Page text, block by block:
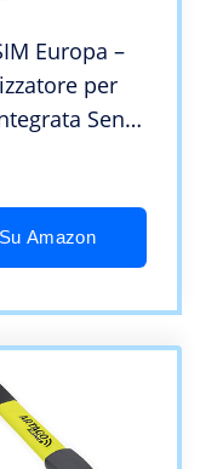
Europa –
per
Senza
5 minuti –
in
Amazon